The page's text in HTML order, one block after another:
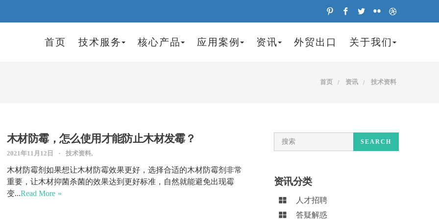
首页 技术服务 核心产品 应用案例 资讯 外贸出口 关于我们
首页 资讯 技术资料
木材防霉，怎么使用才能防止木材发霉？
2021年11月12日 技术资料,
木材防霉剂如果想让木材防霉效果更好，选择合适的木材防霉剂非常
重要，让木材抑菌杀菌的效果达到更好标准，自然就能避免出现霉
变...Read More
SEARCH
资讯分类
人才招聘
答疑解惑